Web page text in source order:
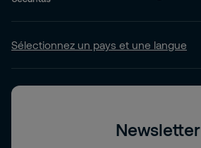
Sélectionnez un pays et une langue
Newsletter